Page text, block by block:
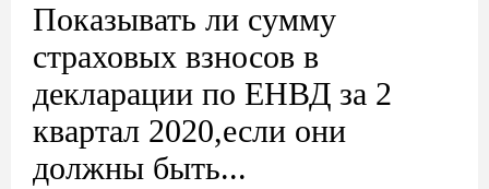
Показывать ли сумму
страховых взносов в
декларации по ЕНВД за 2
квартал 2020,если они
должны быть...